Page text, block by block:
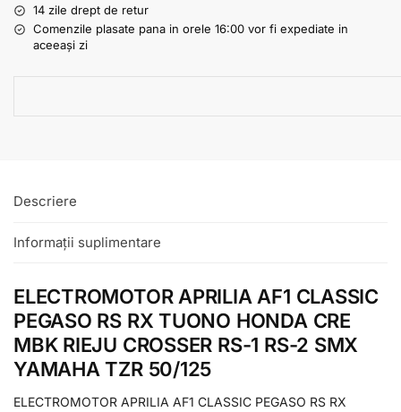
14 zile drept de retur
Comenzile plasate pana in orele 16:00 vor fi expediate in
aceeași zi
Descriere
Informații suplimentare
ELECTROMOTOR APRILIA AF1 CLASSIC
PEGASO RS RX TUONO HONDA CRE
MBK RIEJU CROSSER RS-1 RS-2 SMX
YAMAHA TZR 50/125
ELECTROMOTOR APRILIA AF1 CLASSIC PEGASO RS RX